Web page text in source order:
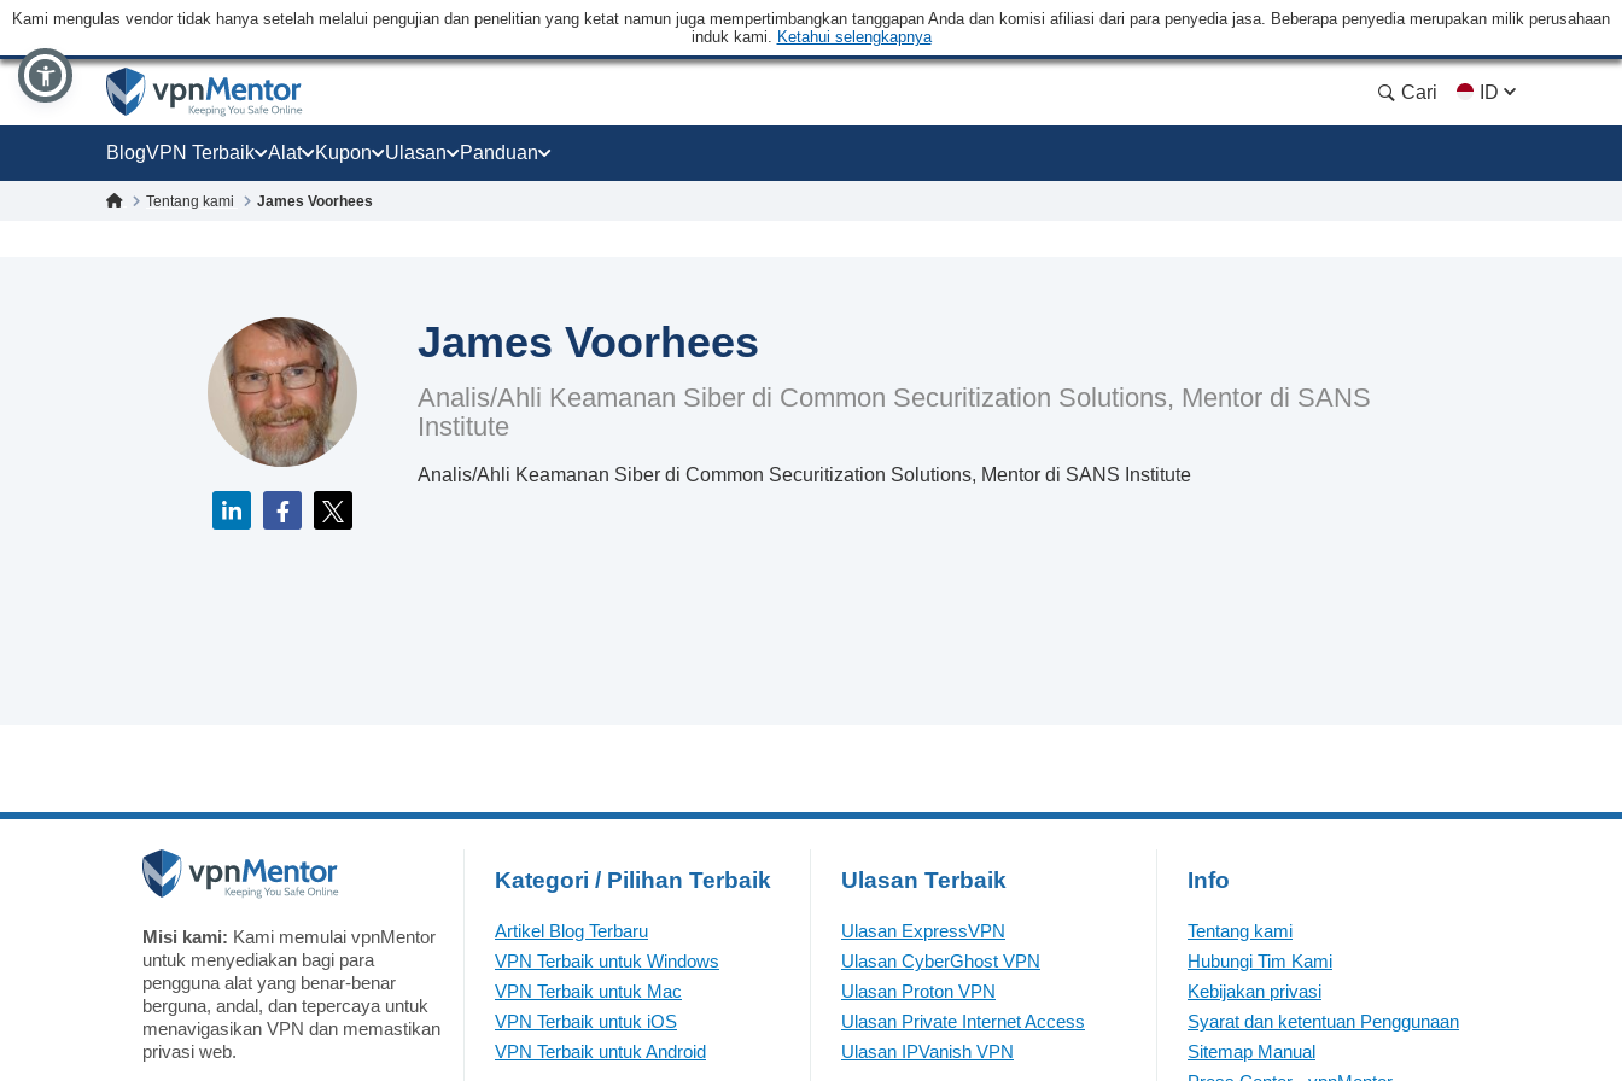
Kami mengulas vendor tidak hanya setelah melalui pengujian dan penelitian yang ketat namun juga mempertimbangkan tanggapan Anda dan komisi afiliasi dari para penyedia jasa. Beberapa penyedia merupakan milik perusahaan
induk kami. Ketahui selengkapnya
Cari ID
BlogVPN Terbaik Alat Kupon Ulasan Panduan
Tentang kami James Voorhees
James Voorhees
Analis/Ahli Keamanan Siber di Common Securitization Solutions, Mentor di SANS
Institute
Analis/Ahli Keamanan Siber di Common Securitization Solutions, Mentor di SANS Institute
Misi kami: Kami memulai vpnMentor
untuk menyediakan bagi para
pengguna alat yang benar-benar
berguna, andal, dan tepercaya untuk
menavigasikan VPN dan memastikan
privasi web.
Kategori / Pilihan Terbaik
Artikel Blog Terbaru
VPN Terbaik untuk Windows
VPN Terbaik untuk Mac
VPN Terbaik untuk iOS
VPN Terbaik untuk Android
Ulasan Terbaik
Ulasan ExpressVPN
Ulasan CyberGhost VPN
Ulasan Proton VPN
Ulasan Private Internet Access
Ulasan IPVanish VPN
Info
Tentang kami
Hubungi Tim Kami
Kebijakan privasi
Syarat dan ketentuan Penggunaan
Sitemap Manual